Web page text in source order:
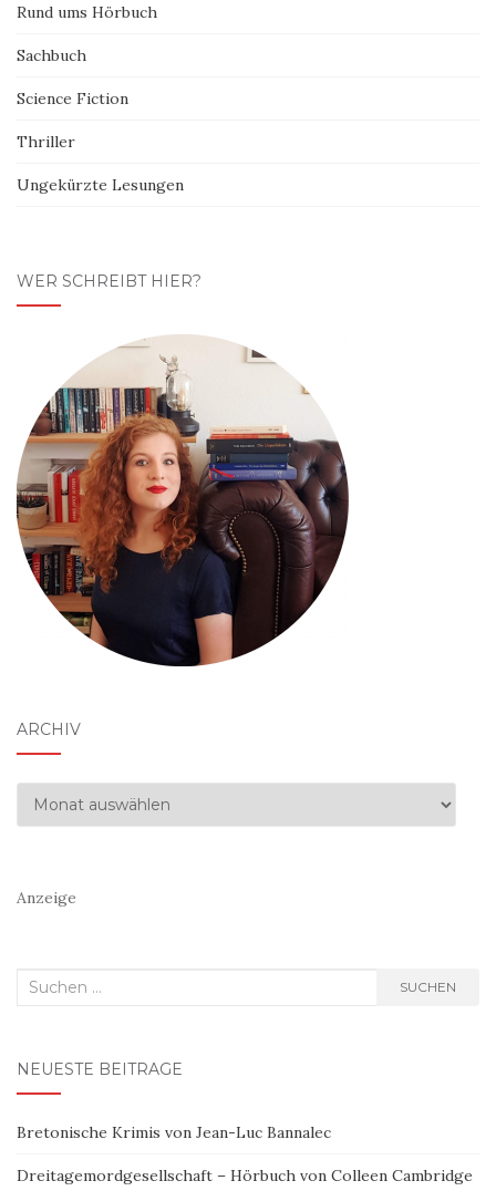
Rund ums Hörbuch
Sachbuch
Science Fiction
Thriller
Ungekürzte Lesungen
WER SCHREIBT HIER?
ARCHIV
Archiv
Anzeige
Suchen
SUCHEN
NEUESTE BEITRÄGE
Bretonische Krimis von Jean-Luc Bannalec
Dreitagemordgesellschaft – Hörbuch von Colleen Cambridge